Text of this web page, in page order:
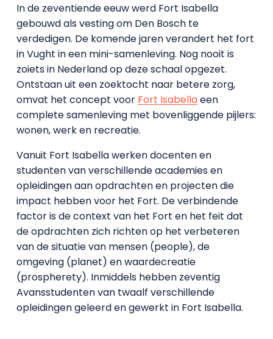
In de zeventiende eeuw werd Fort Isabella
gebouwd als vesting om Den Bosch te
verdedigen. De komende jaren verandert het fort
in Vught in een mini-samenleving. Nog nooit is
zoiets in Nederland op deze schaal opgezet.
Ontstaan uit een zoektocht naar betere zorg,
omvat het concept voor Fort Isabellaeen
complete samenleving met bovenliggende pijlers:
wonen, werk en recreatie.
Vanuit Fort Isabella werken docenten en
studenten van verschillende academies en
opleidingen aan opdrachten en projecten die
impact hebben voor het Fort. De verbindende
factor is de context van het Fort en het feit dat
de opdrachten zich richten op het verbeteren
van de situatie van mensen (people), de
omgeving (planet) en waardecreatie
(prospherety). Inmiddels hebben zeventig
Avansstudenten van twaalf verschillende
opleidingen geleerd en gewerkt in Fort Isabella.